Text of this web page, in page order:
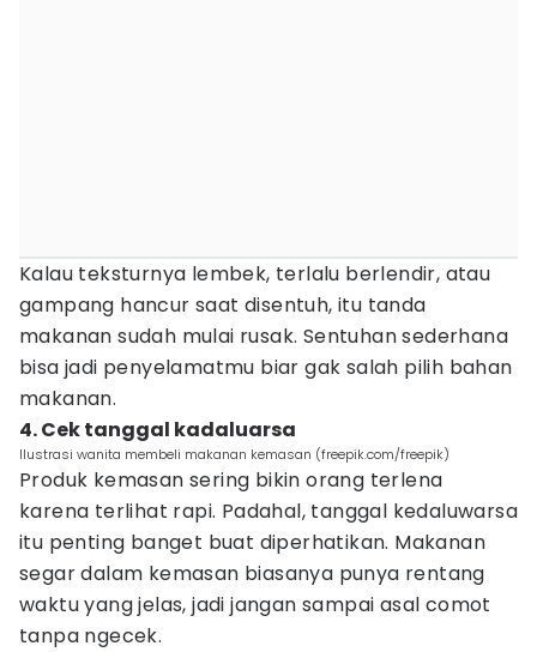
Kalau teksturnya lembek, terlalu berlendir, atau
gampang hancur saat disentuh, itu tanda
makanan sudah mulai rusak. Sentuhan sederhana
bisa jadi penyelamatmu biar gak salah pilih bahan
makanan.
4. Cek tanggal kadaluarsa
Ilustrasi wanita membeli makanan kemasan (freepik.com/freepik)
Produk kemasan sering bikin orang terlena
karena terlihat rapi. Padahal, tanggal kedaluwarsa
itu penting banget buat diperhatikan. Makanan
segar dalam kemasan biasanya punya rentang
waktu yang jelas, jadi jangan sampai asal comot
tanpa ngecek.